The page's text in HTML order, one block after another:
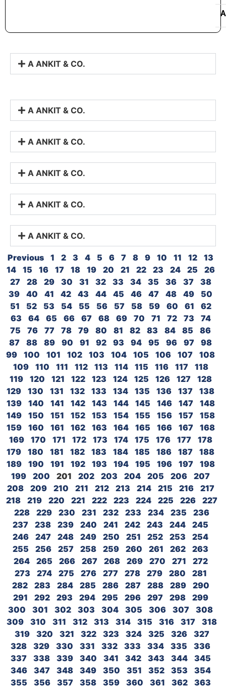
A ANKIT & CO.
A ANKIT & CO.
A ANKIT & CO.
A ANKIT & CO.
A ANKIT & CO.
A ANKIT & CO.
Previous 1 2 3 4 5 6 7 8 9 10 11 12
13
14
15 16 17 18 19 20 21 22 23 24 25
26
27
28 29 30 31 32 33 34 35 36 37
38
39
40 41 42 43 44 45 46 47 48 49
50
51
52 53 54 55 56 57 58 59 60 61
62
63
64 65 66 67 68 69 70 71 72 73
74
75
76 77 78 79 80 81 82 83 84 85
86
87
88 89 90 91 92 93 94 95 96 97
98
99
100 101 102 103 104 105 106 107
108
109
110 111 112 113 114 115 116 117
118
119
120 121 122 123 124 125 126 127
128
129
130 131 132 133 134 135 136 137
138
139
140 141 142 143 144 145 146 147
148
149
150 151 152 153 154 155 156 157
158
159
160 161 162 163 164 165 166 167
168
169
170 171 172 173 174 175 176 177
178
179
180 181 182 183 184 185 186 187
188
189
190 191 192 193 194 195 196 197
198
199
200 201 202 203 204 205 206
207
208
209 210 211 212 213 214 215 216
217
218
219 220 221 222 223 224 225 226
227
228
229 230 231 232 233 234 235
236
237
238 239 240 241 242 243 244
245
246
247 248 249 250 251 252 253
254
255
256 257 258 259 260 261 262
263
264
265 266 267 268 269 270 271
272
273
274 275 276 277 278 279 280
281
282
283 284 285 286 287 288 289
290
291
292 293 294 295 296 297 298
299
300
301 302 303 304 305 306 307
308
309
310 311 312 313 314 315 316 317
318
319
320 321 322 323 324 325 326
327
328
329 330 331 332 333 334 335
336
337
338 339 340 341 342 343 344
345
346
347 348 349 350 351 352 353
354
355
356 357 358 359 360 361 362
363